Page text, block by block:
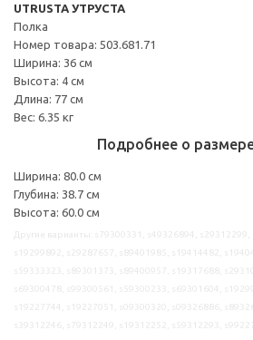
UTRUSTA УТРУСТА
Полка
Номер товара: 503.681.71
Ширина: 36 см
Высота: 4 см
Длина: 77 см
Вес: 6.35 кг
Подробнее о
Ширина: 80.0 см
Глубина: 38.7 см
Высота: 60.0 см